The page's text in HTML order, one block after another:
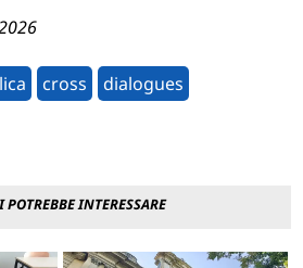
cross dialogues
POTREBBE INTERESSARE